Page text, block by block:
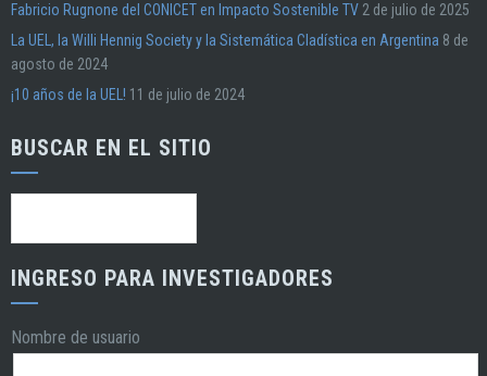
Fabricio Rugnone del CONICET en Impacto Sostenible TV 2 de julio de 2025
La UEL, la Willi Hennig Society y la Sistemática Cladística en Argentina 8 de
agosto de 2024
¡10 años de la UEL! 11 de julio de 2024
BUSCAR EN EL SITIO
INGRESO PARA INVESTIGADORES
Nombre de usuario